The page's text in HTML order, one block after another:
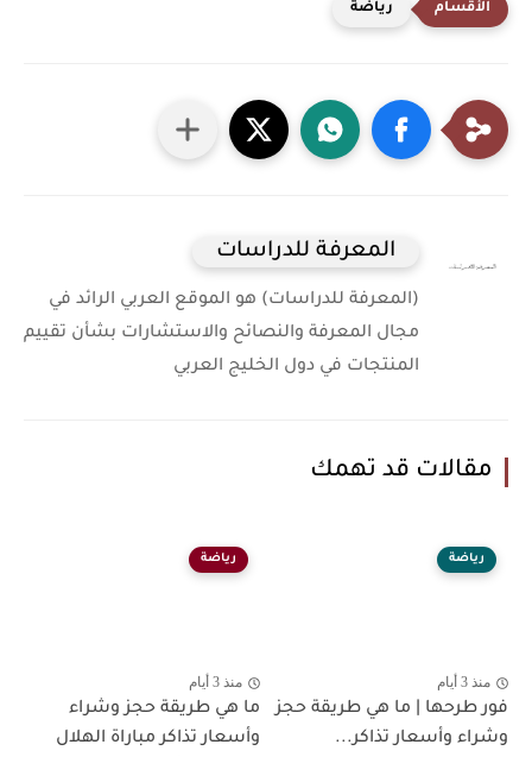
رياضة
المعرفة للدراسات
(المعرفة للدراسات) هو الموقع العربي الرائد في
مجال المعرفة والنصائح والاستشارات بشأن تقييم
المنتجات في دول الخليج العربي
مقالات قد تهمك
رياضة
منذ 3 أيام
فور طرحها | ما هي طريقة حجز
وشراء وأسعار تذاكر...
رياضة
منذ 3 أيام
ما هي طريقة حجز وشراء
وأسعار تذاكر مباراة الهلال